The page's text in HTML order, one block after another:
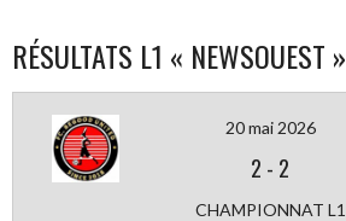
RÉSULTATS L1 « NEWSOUEST »
20 mai 2026
2 - 2
CHAMPIONNAT L1